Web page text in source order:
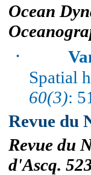
Ocean
·
Spatial
60(3):
Revue du
Revue du
d'Ascq.